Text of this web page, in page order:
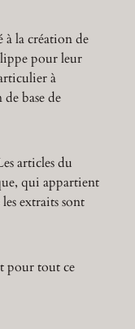
la création de
pour leur
à
base de
articles du
qui appartient
extraits sont
pour tout ce